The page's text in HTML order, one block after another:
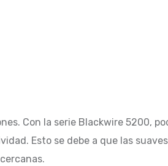
Con la serie Blackwire 5200,
Esto se debe a que las